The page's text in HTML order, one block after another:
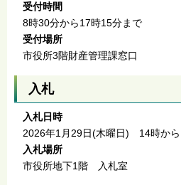
受付時間
8時30分から17時15分まで
受付場所
市役所3階財産管理課窓口
入札
入札日時
2026年1月29日(木曜日) 14時から
入札場所
市役所地下1階 入札室